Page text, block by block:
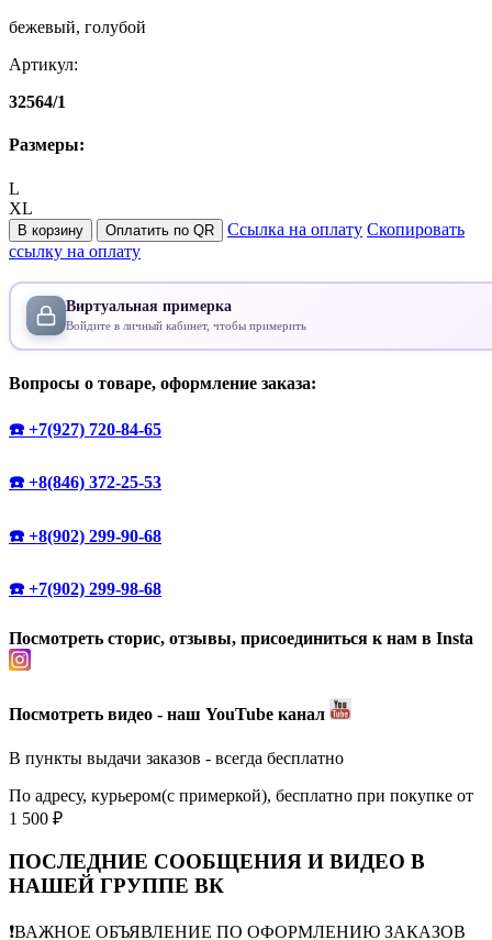
бежевый, голубой
Артикул:
32564/1
Размеры:
L
XL
В корзину Оплатить по QR Ссылка на оплату Скопировать
ссылку на оплату
Виртуальная примерка
Войдите в личный кабинет, чтобы примерить
Вопросы о товаре, оформление заказа:
☎️ +7(927) 720-84-65
☎️ +8(846) 372-25-53
☎️ +8(902) 299-90-68
☎️ +7(902) 299-98-68
Посмотреть сторис, отзывы, присоединиться к нам в Insta
Посмотреть видео - наш YouTube канал
В пункты выдачи заказов - всегда бесплатно
По адресу, курьером(с примеркой), бесплатно при покупке от
1 500 ₽
ПОСЛЕДНИЕ СООБЩЕНИЯ И ВИДЕО В
НАШЕЙ ГРУППЕ ВК
❗️ВАЖНОЕ ОБЪЯВЛЕНИЕ ПО ОФОРМЛЕНИЮ ЗАКАЗОВ